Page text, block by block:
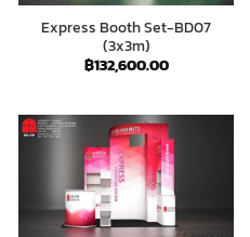
Express Booth Set-BD07
(3x3m)
฿132,600.00